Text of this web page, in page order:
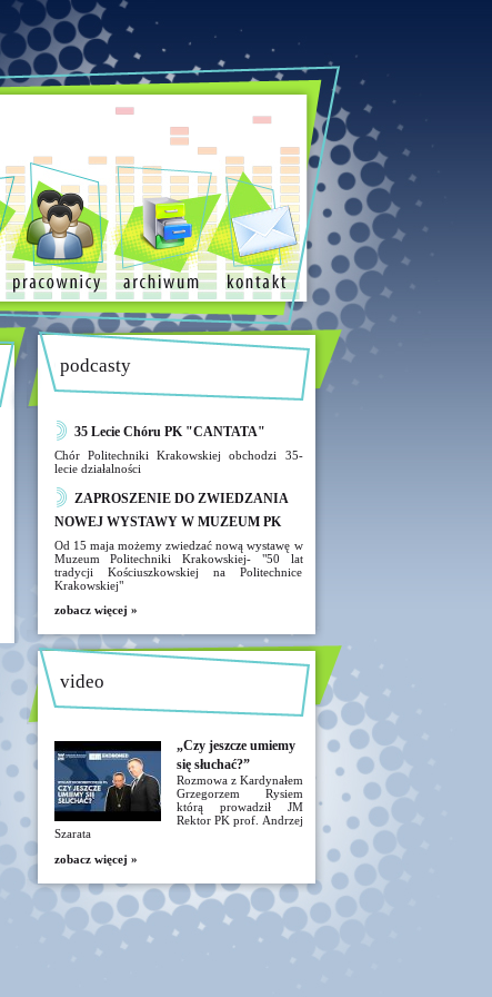
podcasty
35 Lecie Chóru PK "CANTATA"
Chór Politechniki Krakowskiej obchodzi 35-
lecie działalności
ZAPROSZENIE DO ZWIEDZANIA
NOWEJ WYSTAWY W MUZEUM PK
Od 15 maja możemy zwiedzać nową wystawę w
Muzeum Politechniki Krakowskiej- "50 lat
tradycji Kościuszkowskiej na Politechnice
Krakowskiej"
zobacz więcej »
video
„Czy jeszcze umiemy
się słuchać?”
Rozmowa z Kardynałem
Grzegorzem Rysiem
którą prowadził JM
Rektor PK prof. Andrzej
Szarata
zobacz więcej »